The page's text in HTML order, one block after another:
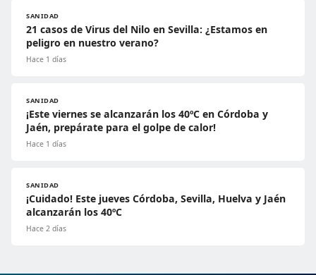
SANIDAD
21 casos de Virus del Nilo en Sevilla: ¿Estamos en
peligro en nuestro verano?
Hace 1 días
SANIDAD
¡Este viernes se alcanzarán los 40ºC en Córdoba y
Jaén, prepárate para el golpe de calor!
Hace 1 días
SANIDAD
¡Cuidado! Este jueves Córdoba, Sevilla, Huelva y Jaén
alcanzarán los 40ºC
Hace 2 días